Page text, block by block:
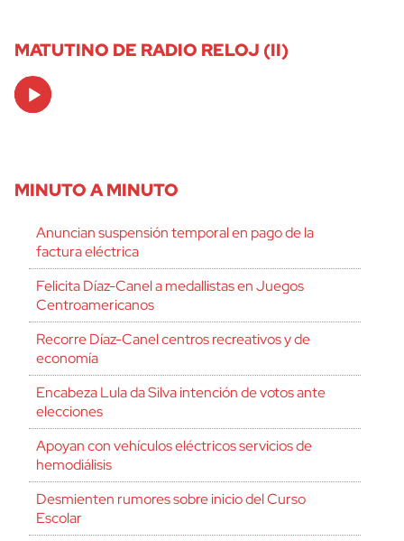
MATUTINO DE RADIO RELOJ (II)
Audio
Player
MINUTO A MINUTO
Anuncian suspensión temporal en pago de la
factura eléctrica
Felicita Díaz-Canel a medallistas en Juegos
Centroamericanos
Recorre Díaz-Canel centros recreativos y de
economía
Encabeza Lula da Silva intención de votos ante
elecciones
Apoyan con vehículos eléctricos servicios de
hemodiálisis
Desmienten rumores sobre inicio del Curso
Escolar